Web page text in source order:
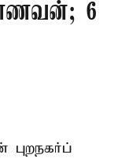
மாணவன்; 6
புறநகர்ப்